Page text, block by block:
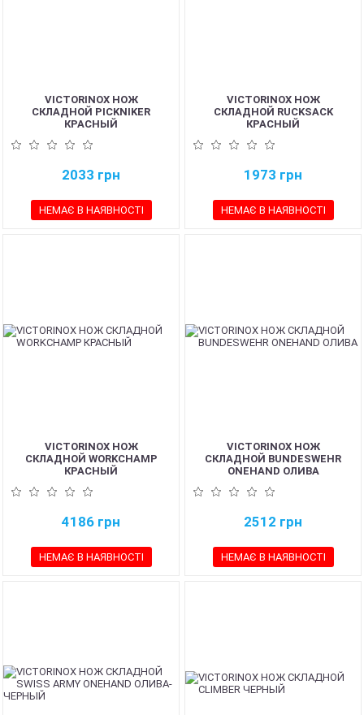
VICTORINOX НОЖ
СКЛАДНОЙ PICKNIKER
КРАСНЫЙ
2033 грн
НЕМАЄ В НАЯВНОСТІ
VICTORINOX НОЖ
СКЛАДНОЙ RUCKSACK
КРАСНЫЙ
1973 грн
НЕМАЄ В НАЯВНОСТІ
VICTORINOX НОЖ
СКЛАДНОЙ WORKCHAMP
КРАСНЫЙ
4186 грн
НЕМАЄ В НАЯВНОСТІ
VICTORINOX НОЖ
СКЛАДНОЙ BUNDESWEHR
ONEHAND ОЛИВА
2512 грн
НЕМАЄ В НАЯВНОСТІ